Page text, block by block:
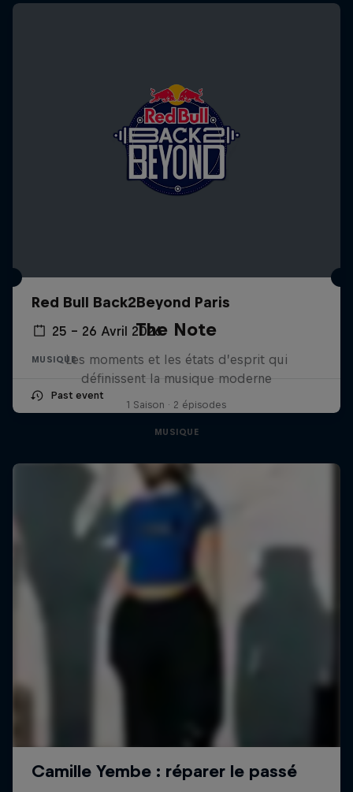
Red Bull Back2Beyond Paris
25 – 26 Avril 2026
MUSIQUE
Past event
The Note
Les moments et les états d’esprit qui
définissent la musique moderne
1 Saison · 2 épisodes
MUSIQUE